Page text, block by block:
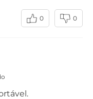
0 0